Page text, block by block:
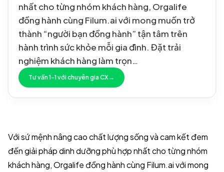
nhất cho từng nhóm khách hàng, Orgalife
đồng hành cùng Filum.ai với mong muốn trở
thành “người bạn đồng hành” tận tâm trên
hành trình sức khỏe mỗi gia đình. Đặt trải
nghiệm khách hàng làm trọn…
Tư vấn 1-1 với chuyên gia CX→
Với sứ mệnh nâng cao chất lượng sống và cam kết đem
đến giải pháp dinh dưỡng phù hợp nhất cho từng nhóm
khách hàng, Orgalife đồng hành cùng Filum.ai với mong